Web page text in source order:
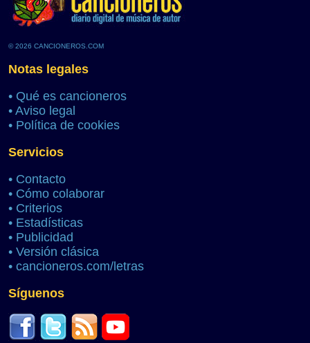
© 2026 CANCIONEROS.COM
Notas legales
• Qué es cancioneros
• Aviso legal
• Política de cookies
Servicios
• Contacto
• Cómo colaborar
• Criterios
• Estadísticas
• Publicidad
• Versión clásica
• cancioneros.com/letras
Síguenos